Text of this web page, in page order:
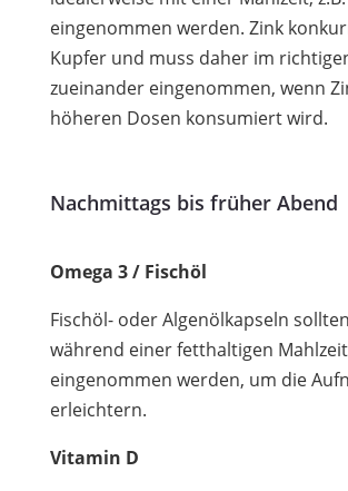
eingenommen werden. Zink
Kupfer und muss daher im
zueinander eingenommen, wenn
höheren Dosen konsumiert wird.
Nachmittags bis früher Abend
Omega 3 / Fischöl
Fischöl- oder Algenölkapseln
während einer fetthaltigen Mahlzeit
eingenommen werden, um die
erleichtern.
Vitamin D